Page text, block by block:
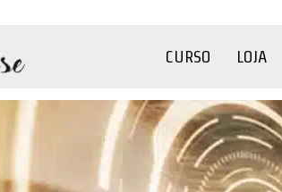
Psicanálise
CURSO LOJA